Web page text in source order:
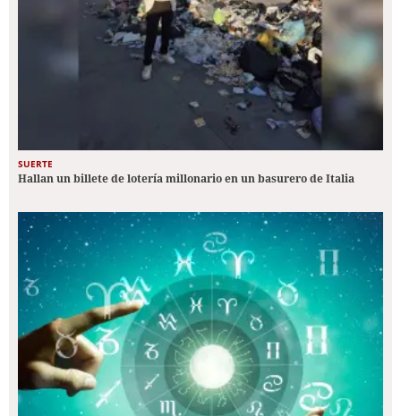
SUERTE
Hallan un billete de lotería millonario en un basurero de Italia